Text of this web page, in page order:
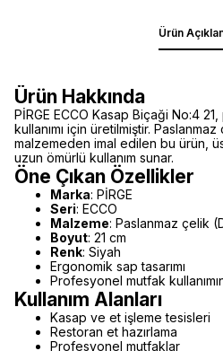
Ürün
Ürün Hakkında
PİRGE ECCO Kasap Biçaği No:4
kullanımı için üretilmiştir. Paslanmaz
malzemeden imal edilen bu ürün,
uzun ömürlü kullanım sunar.
Öne Çıkan Özellikler
Marka: PİRGE
Seri: ECCO
Malzeme: Paslanmaz çelik
Boyut: 21 cm
Renk: Siyah
Ergonomik sap tasarımı
Profesyonel mutfak
Kullanım Alanları
Kasap ve et işleme tesisleri
Restoran et hazırlama
Profesyonel mutfaklar